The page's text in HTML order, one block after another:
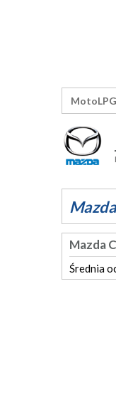
MotoLPG
Mazda
Średnia